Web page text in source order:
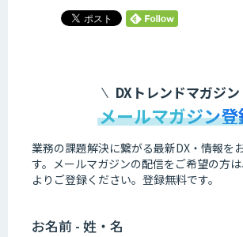
DXトレンドマガジン
メールマガジン登
業務の課題解決に繋がる最新DX・情報を
す。 メールマガジンの配信をご希望の方
よりご登録ください。登録無料です。
お名前 - 姓・名